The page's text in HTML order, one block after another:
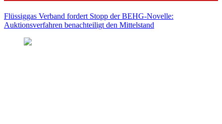
Flüssiggas Verband fordert Stopp der BEHG-Novelle:
Auktionsverfahren benachteiligt den Mittelstand